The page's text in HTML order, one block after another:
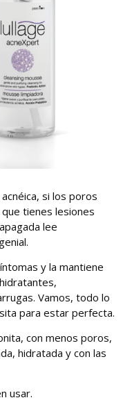
si los poros
tienes lesiones
lee
y la mantiene
Vamos, todo lo
para estar perfecta.
con menos poros,
hidratada y con las
usar.